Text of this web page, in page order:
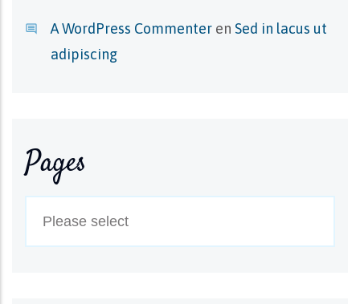
A WordPress Commenter en Sed in lacus ut
adipiscing
Pages